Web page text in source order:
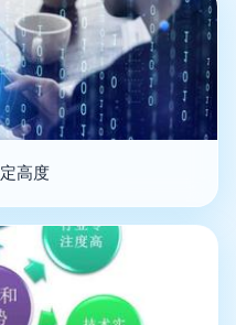
高度